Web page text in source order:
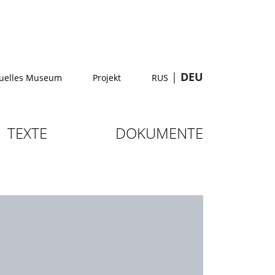
Museum Projekt RUS | DEU
TEXTE DOKUMENTE